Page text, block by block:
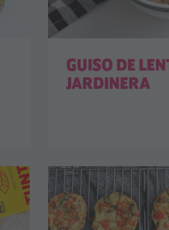
GUISO DE
JARDINERA